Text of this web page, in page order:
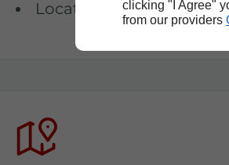
clicking "I Agree"
from our providers
Location de bennes